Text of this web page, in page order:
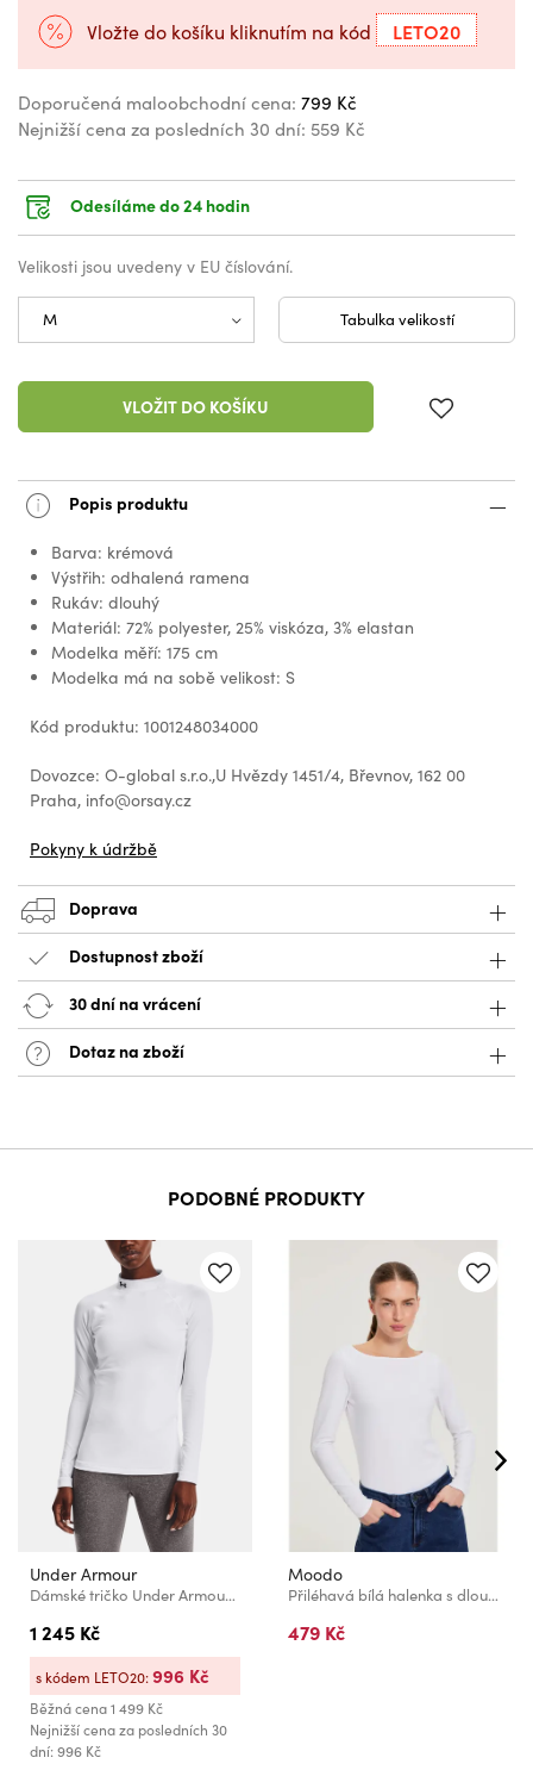
Vložte do košíku kliknutím na kód LETO20
Doporučená maloobchodní cena: 799 Kč
Nejnižší cena za posledních 30 dní: 559 Kč
Odesíláme do 24 hodin
Velikosti jsou uvedeny v EU číslování.
Tabulka velikostí
VLOŽIT DO KOŠÍKU
Popis produktu
Barva: krémová
Výstřih: odhalená ramena
Rukáv: dlouhý
Materiál: 72% polyester, 25% viskóza, 3% elastan
Modelka měří: 175 cm
Modelka má na sobě velikost: S
Kód produktu: 1001248034000
Dovozce: O-global s.r.o.,U Hvězdy 1451/4, Břevnov, 162 00
Praha, info@orsay.cz
Pokyny k údržbě
Doprava
Dostupnost zboží
30 dní na vrácení
Dotaz na zboží
PODOBNÉ PRODUKTY
Under Armour
Dámské tričko Under Armour UA CG Authentics Mockneck
1 245 Kč
Běžná cena1 499 Kč
Nejnižší cena za posledních 30
dní: 996 Kč
s kódem LETO20:996 Kč
Moodo
Přiléhavá bílá halenka s dlouhým rukávem Moodo
479 Kč